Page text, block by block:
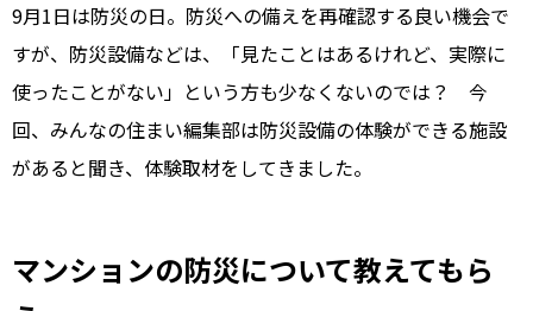
9月1日は防災の日。防災への備えを再確認する良い機会で
すが、防災設備などは、「見たことはあるけれど、実際に
使ったことがない」という方も少なくないのでは？ 今
回、みんなの住まい編集部は防災設備の体験ができる施設
があると聞き、体験取材をしてきました。
マンションの防災について教えてもら